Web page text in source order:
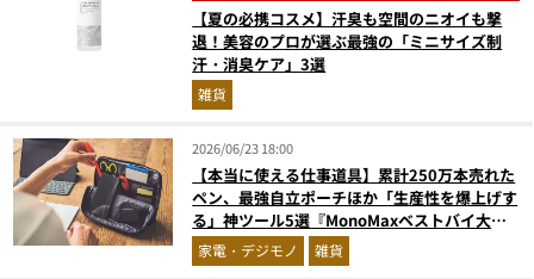
【夏の必携コスメ】汗臭も空間のニオイも撃
退！美容のプロが選ぶ最強の「ミニサイズ制
汗・消臭ケア」3選
雑貨
2026/06/23 18:00
【本当に使える仕事道具】累計250万本売れた
ペン、最強自立ポーチほか「生産性を爆上げす
る」神ツール5選『MonoMaxベストバイ大
賞』
家電・デジモノ 雑貨